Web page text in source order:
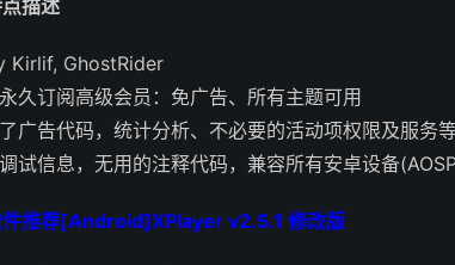
描述
Kirlif, GhostRider
久订阅高级会员：免广告、所有主题可用
广告代码，统计分析、不必要的活动项权限及服务
试信息，无用的注释代码，兼容所有安卓设备
推荐[Android]XPlayer v2.5.1 修改版